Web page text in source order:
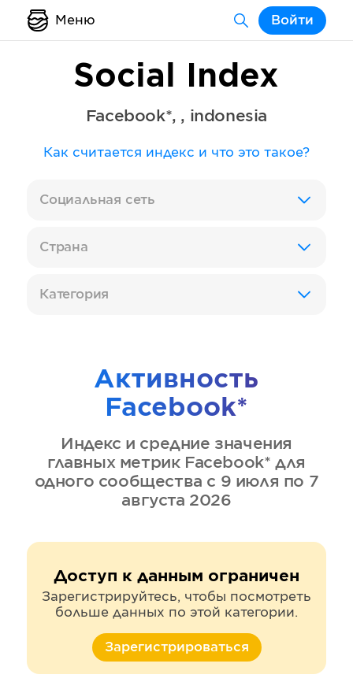
Меню Войти
Social Index
Facebook*, , indonesia
Как считается индекс и что это такое?
Социальная сеть
Страна
Категория
Активность
Facebook*
Индекс и средние значения
главных метрик Facebook* для
одного сообщества с 9 июля по 7
августа 2026
Доступ к данным ограничен
Зарегистрируйтесь, чтобы посмотреть
больше данных по этой категории.
Зарегистрироваться